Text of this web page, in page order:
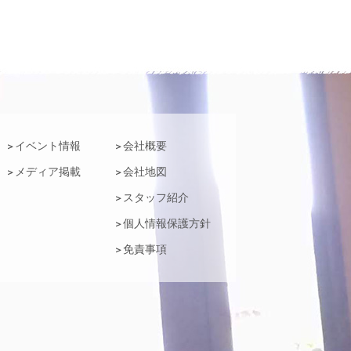
イベント情報
メディア掲載
会社概要
会社地図
スタッフ紹介
個人情報保護方針
免責事項